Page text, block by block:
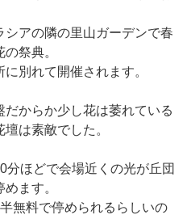
アの隣の里山ガーデンで春
祭典。
別れて開催されます。
からか少し花は萎れている
は素敵でした。
分ほどで会場近くの光が丘団
ます。
無料で停められるらしいの